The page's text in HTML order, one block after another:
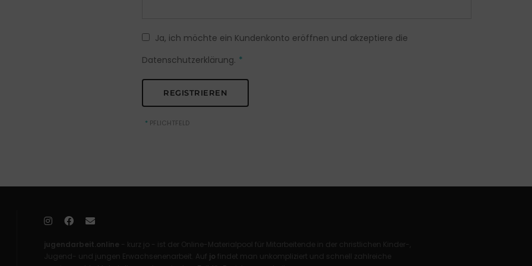
Ja, ich möchte ein Kundenkonto eröffnen und akzeptiere die
Datenschutzerklärung. *
* PFLICHTFELD
jugendarbeit.online - kurz jo - ist der Online-Materialpool für Mitarbeitende in der christlichen Kinder-,
Jugend- und jungen Erwachsenenarbeit. Auf jo findet man unkompliziert und schnell zahlreiche